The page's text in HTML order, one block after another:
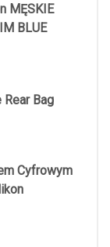
MĘSKIE
BLUE
Rear Bag
Cyfrowym